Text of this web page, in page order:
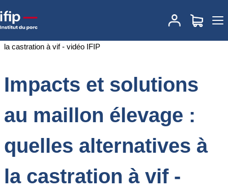
Accueil
Impacts et solutions au maillon élevage :
quelles alternatives à la castration à vif - vidéo IFIP
Impacts et solutions
au maillon élevage :
quelles alternatives à
la castration à vif -